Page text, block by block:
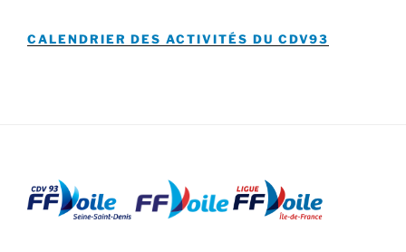
CALENDRIER DES ACTIVITÉS DU CDV93